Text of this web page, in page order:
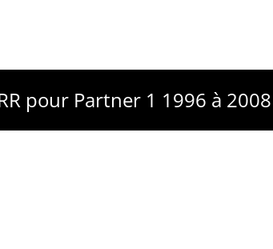
pour Partner 1 1996 à